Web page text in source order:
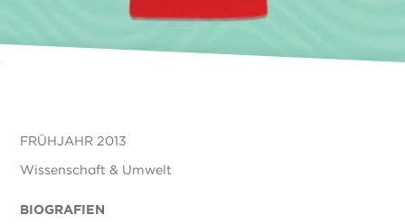
FRÜHJAHR 2013
Wissenschaft & Umwelt
BIOGRAFIEN